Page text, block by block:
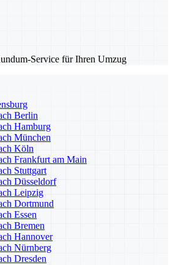
Service für Ihren Umzug
Berlin
Hamburg
München
Köln
Frankfurt am Main
Stuttgart
Düsseldorf
Leipzig
Dortmund
Essen
Bremen
Hannover
Nürnberg
Dresden